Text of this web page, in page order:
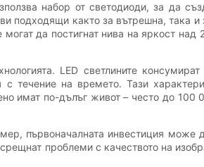
набор от светодиоди, за да
подходящи както за вътрешна, така
да постигнат нива на яркост
LED светлините
течение на времето. Тази
имат по-дълъг живот – често до
първоначалната инвестиция
проблеми с качеството на